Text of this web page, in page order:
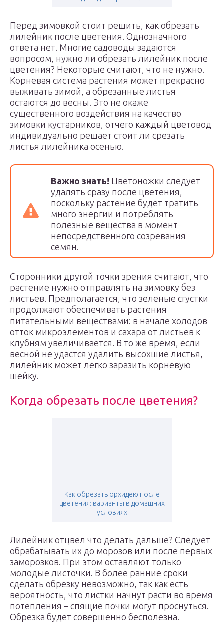
Перед зимовкой стоит решить, как обрезать
лилейник после цветения. Однозначного
ответа нет. Многие садоводы задаются
вопросом, нужно ли обрезать лилейник после
цветения? Некоторые считают, что не нужно.
Корневая система растения может прекрасно
выживать зимой, а обрезанные листья
остаются до весны. Это не окаже
существенного воздействия на качество
зимовки кустарников, отчего каждый цветовод
индивидуально решает стоит ли срезать
листья лилейника осенью.
Важно знать! Цветоножки следует
удалять сразу после цветения,
поскольку растение будет тратить
много энергии и потреблять
полезные вещества в момент
непосредственного созревания
семян.
Сторонники другой точки зрения считают, что
растение нужно отправлять на зимовку без
листьев. Предполагается, что зеленые сгустки
продолжают обеспечивать растения
питательными веществами: в начале холодов
отток микроэлементов и сахара от листьев к
клубням увеличивается. В то же время, если
весной не удастся удалить высохшие листья,
лилейник может легко заразить корневую
шейку.
Когда обрезать после цветения?
Как обрезать орхидею после
цветения: варианты в домашних
условиях
Лилейник отцвел что делать дальше? Следует
обрабатывать их до морозов или после первых
заморозков. При этом оставляют только
молодые листочки. В более ранние сроки
сделать обрезку невозможно, так как есть
вероятность, что листки начнут расти во время
потепления – спящие почки могут проснуться.
Обрезка будет совершенно бесполезна.